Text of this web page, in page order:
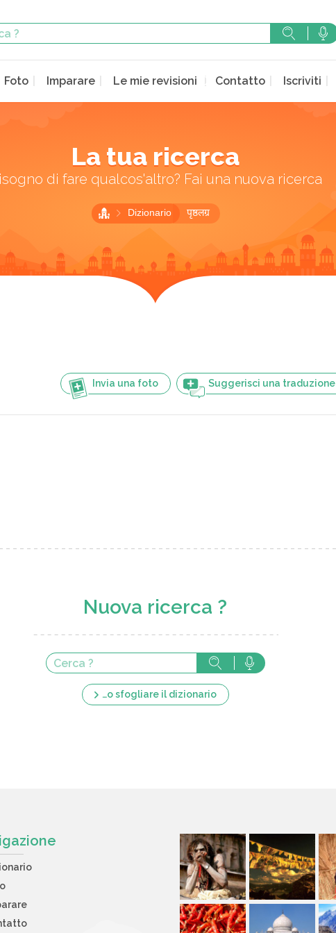
Foto Imparare Le mie revisioni Contatto Iscriviti
La tua ricerca
di fare qualcos'altro? Fai una nuova ricerca
Dizionario पृष्ठलग्र
Invia una foto Suggerisci una traduzione
Nuova ricerca ?
…o sfogliare il dizionario